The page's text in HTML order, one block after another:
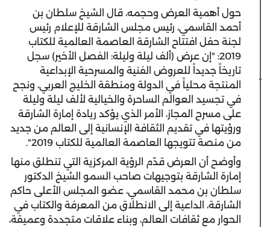
‎حول أهمية العرض وحجمه، قال الشيخ سلطان بن
أحمد القاسمي، رئيس مجلس الشارقة للإعلام رئيس
لجنة حفل افتتاح الشارقة العاصمة العالمية للكتاب
2019: "إن عرض (ألف ليلة وليلة: الفصل الأخير) سجل
تاريخاً جديداً للعروض الفنية والمسرحية الإبداعية
المنتجة محلياً في الدولة ومنطقة الخليج العربي، ونجح
في تجسيد العوالم الساحرة والخيالية لألف ليلة وليلة
على مسرح المجاز، الأمر الذي يؤكد ريادة إمارة الشارقة
ورؤيتها في تقديم الثقافة الإنسانية إلى العالم من جديد
من منصة تتويجها العاصمة العالمية للكتاب 2019".
‎وأوضح أن العرض قدّم الرؤية المركزية التي تنطلق منها
إمارة الشارقة بتوجيهات صاحب السمو الشيخ الدكتور
سلطان بن محمد القاسمي، عضو المجلس الأعلى حاكم
الشارقة، الداعية إلى الانطلاق من المعرفة والكتاب في
الحوار مع ثقافات العالم، وبناء علاقات متجددة وعميقة،